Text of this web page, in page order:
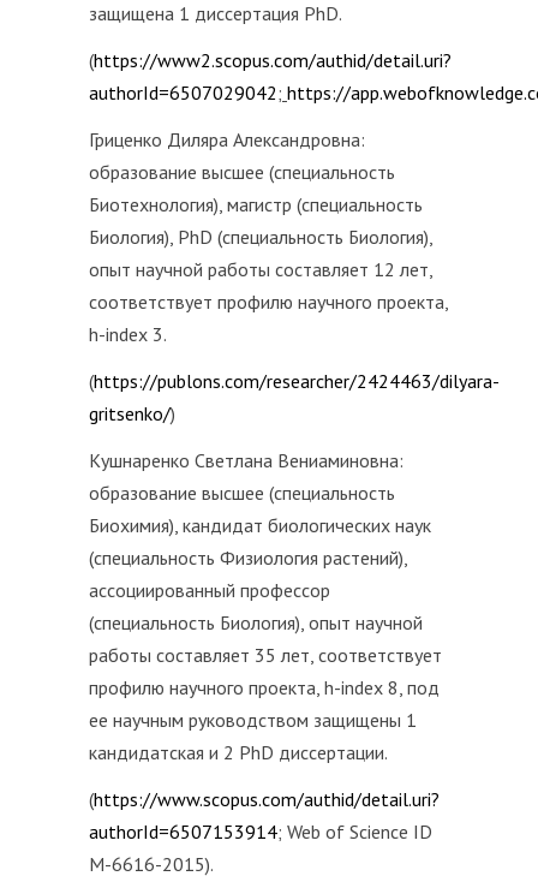
защищена 1 диссертация PhD.
(https://www2.scopus.com/authid/detail.uri?
authorId=6507029042; https://
Гриценко Диляра Александровна:
образование высшее (специальность
Биотехнология), магистр (специальность
Биология), PhD (специальность Биология),
опыт научной работы составляет 12 лет,
соответствует профилю научного проекта,
h-index 3.
(https://publons.com/researcher/2424463/dilyara-
gritsenko/)
Кушнаренко Светлана Вениаминовна:
образование высшее (специальность
Биохимия), кандидат биологических наук
(специальность Физиология растений),
ассоциированный профессор
(специальность Биология), опыт научной
работы составляет 35 лет, соответствует
профилю научного проекта, h-index 8, под
ее научным руководством защищены 1
кандидатская и 2 PhD диссертации.
(https://www.scopus.com/authid/detail.uri?
authorId=6507153914; Web of Science ID
M-6616-2015).